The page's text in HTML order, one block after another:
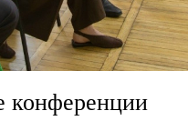
конференции